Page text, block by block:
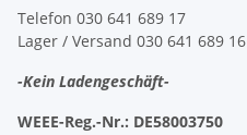
Telefon 030 641 689 17
Lager / Versand 030 641 689 16
-Kein Ladengeschäft-
WEEE-Reg.-Nr.: DE58003750